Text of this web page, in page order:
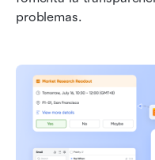
problemas.